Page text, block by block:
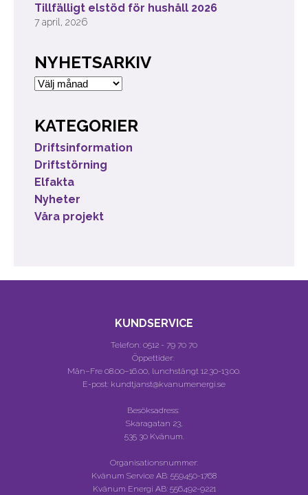
Tillfälligt elstöd för hushåll 2026
7 april, 2026
NYHETSARKIV
Nyhetsarkiv
KATEGORIER
Driftsinformation
Driftstörning
Elfakta
Nyheter
Våra projekt
KUNDSERVICE
Telefon: 0512 - 79 70 70
Öppettider:
Mån–Fre 08.00–16.00, lunchstängt 12.30-13.00.
E-post: kundtjanst@kvanumenergi.se
Besöksadress:
Skaragatan 23,
535 30 Kvänum.
Organisationsnummer:
Kvänum Service AB: 559450-1768
Kvänum Energi AB: 556492-9221